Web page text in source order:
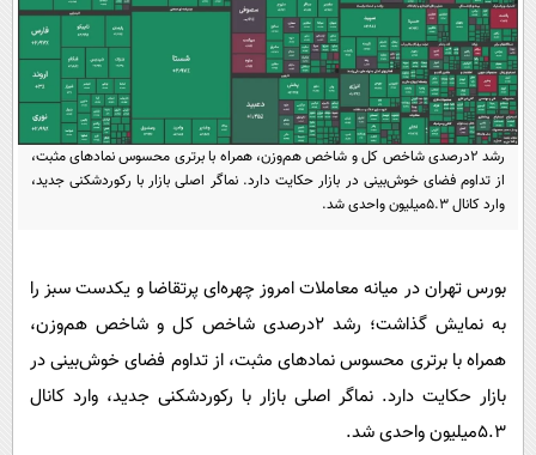
اخبار کریپتو
سرگرمی
باشگاه مغز
مجله تصویری سلاح
فیلم
اقتصاد
ورزش
سیاست
سرگرمی
حوادث
محیط زیست
سلامت
عصر ایران 2
خواندنی ها و دیدنی ها
داستان کوتاه
پیامک
آموزش زبان
رشد ۲درصدی شاخص کل و شاخص هم‌وزن، همراه با برتری محسوس نمادهای مثبت،
از تداوم فضای خوش‌بینی در بازار حکایت دارد. نماگر اصلی بازار با رکوردشکنی جدید،
وارد کانال ۵.۳میلیون واحدی شد.
بورس تهران در میانه معاملات امروز چهره‌ای پرتقاضا و یکدست سبز را
به نمایش گذاشت؛ رشد ۲درصدی شاخص کل و شاخص هم‌وزن،
همراه با برتری محسوس نمادهای مثبت، از تداوم فضای خوش‌بینی در
بازار حکایت دارد. نماگر اصلی بازار با رکوردشکنی جدید، وارد کانال
۵.۳میلیون واحدی شد.